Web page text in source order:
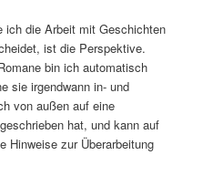
ich die Arbeit mit Geschichten
ist die Perspektive.
bin ich automatisch
sie irgendwann in- und
von außen auf eine
hat, und kann auf
Hinweise zur Überarbeitung